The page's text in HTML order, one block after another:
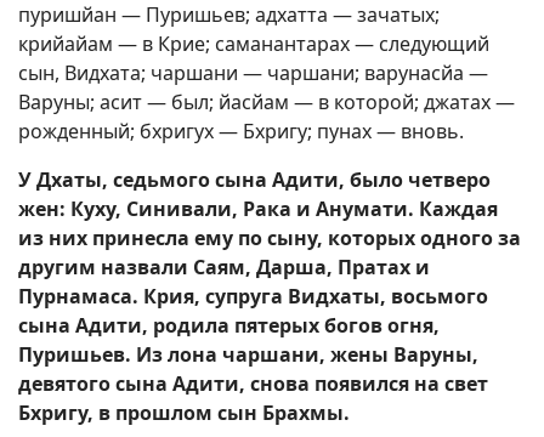
пуришйан — Пуришьев; адхатта — зачатых;
крийайам — в Крие; саманантарах — следующий
сын, Видхата; чаршани — чаршани; варунасйа —
Варуны; асит — был; йасйам — в которой; джатах —
рожденный; бхригух — Бхригу; пунах — вновь.
У Дхаты, седьмого сына Адити, было четверо
жен: Куху, Синивали, Рака и Анумати. Каждая
из них принесла ему по сыну, которых одного за
другим назвали Саям, Дарша, Пратах и
Пурнамаса. Крия, супруга Видхаты, восьмого
сына Адити, родила пятерых богов огня,
Пуришьев. Из лона чаршани, жены Варуны,
девятого сына Адити, снова появился на свет
Бхригу, в прошлом сын Брахмы.